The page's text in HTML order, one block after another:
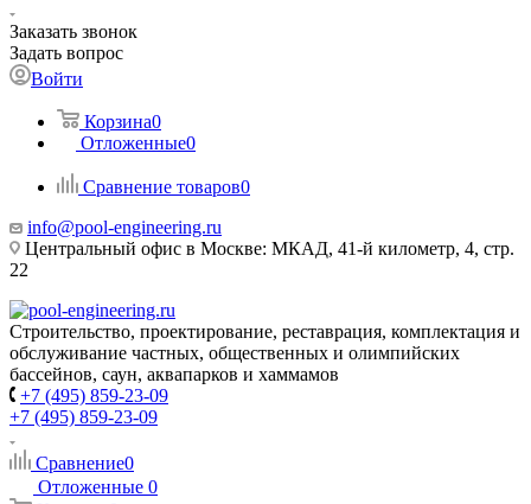
Заказать звонок
Задать вопрос
Войти
Корзина0
Отложенные0
Сравнение товаров0
info@pool-engineering.ru
Центральный офис в Москве: МКАД, 41-й километр, 4, стр.
22
Строительство, проектирование, реставрация, комплектация и
обслуживание частных, общественных и олимпийских
бассейнов, саун, аквапарков и хаммамов
+7 (495) 859-23-09
+7 (495) 859-23-09
Сравнение0
Отложенные 0